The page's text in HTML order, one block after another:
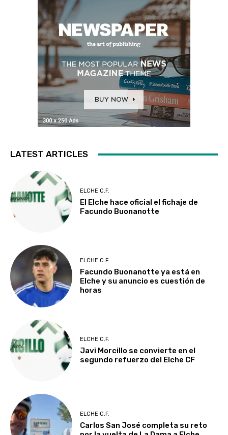
LATEST ARTICLES
ELCHE C.F.
El Elche hace oficial el fichaje de
Facundo Buonanotte
ELCHE C.F.
Facundo Buonanotte ya está en
Elche y su anuncio es cuestión de
horas
ELCHE C.F.
Javi Morcillo se convierte en el
segundo refuerzo del Elche CF
ELCHE C.F.
Carlos San José completa su reto